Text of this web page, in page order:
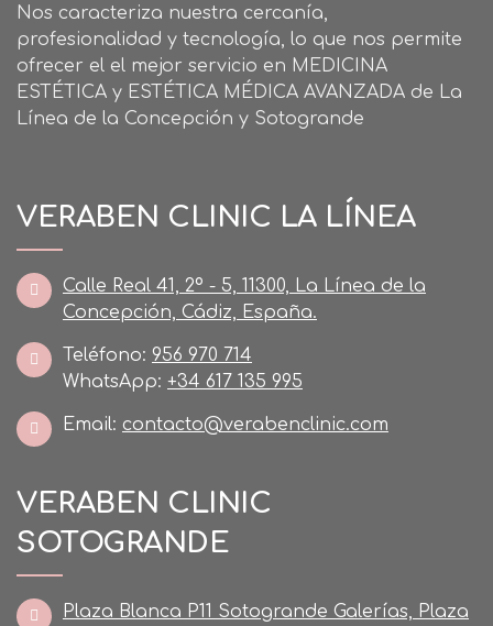
Nos caracteriza nuestra cercanía,
profesionalidad y tecnología, lo que nos permite
ofrecer el el mejor servicio en MEDICINA
ESTÉTICA y ESTÉTICA MÉDICA AVANZADA de La
Línea de la Concepción y Sotogrande
VERABEN CLINIC LA LÍNEA
Calle Real 41, 2º - 5, 11300, La Línea de la
Concepción, Cádiz, España.
Teléfono: 956 970 714
WhatsApp: +34 617 135 995
Email: contacto@verabenclinic.com
VERABEN CLINIC
SOTOGRANDE
Plaza Blanca P11 Sotogrande Galerías, Plaza